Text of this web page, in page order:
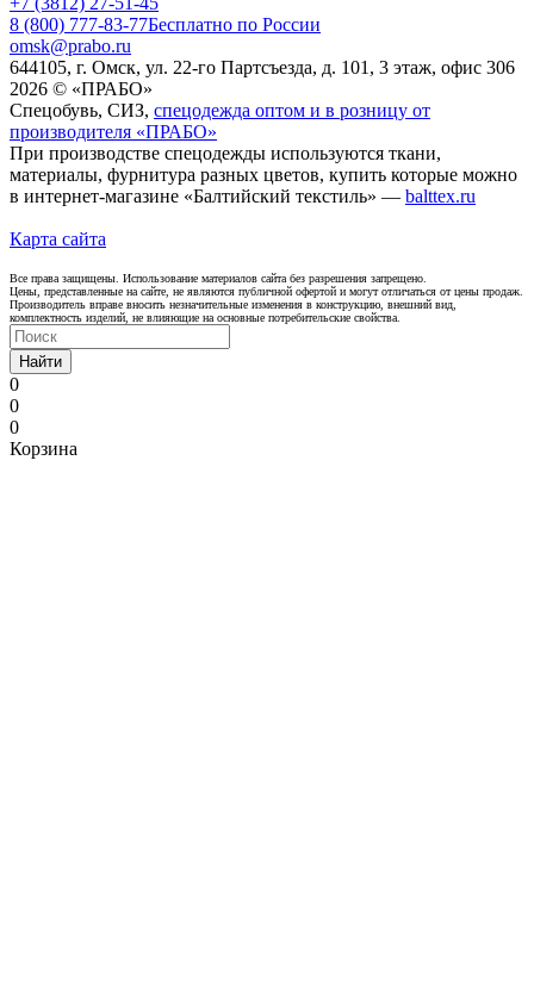
8 (800) 777-83-77Бесплатно по России
omsk@prabo.ru
644105, г. Омск, ул. 22-го Партсъезда, д. 101, 3 этаж, офис 306
2026 © «ПРАБО»
Спецобувь, СИЗ, спецодежда оптом и в розницу от
производителя «ПРАБО»
При производстве спецодежды используются ткани,
материалы, фурнитура разных цветов, купить которые можно
в интернет-магазине «Балтийский текстиль» — balttex.ru
Карта сайта
Все права защищены. Использование материалов сайта без разрешения запрещено.
Цены, представленные на сайте, не являются публичной офертой и могут отличаться от цены продаж.
Производитель вправе вносить незначительные изменения в конструкцию, внешний вид,
комплектность изделий, не влияющие на основные потребительские свойства.
Найти
0
0
0
Корзина